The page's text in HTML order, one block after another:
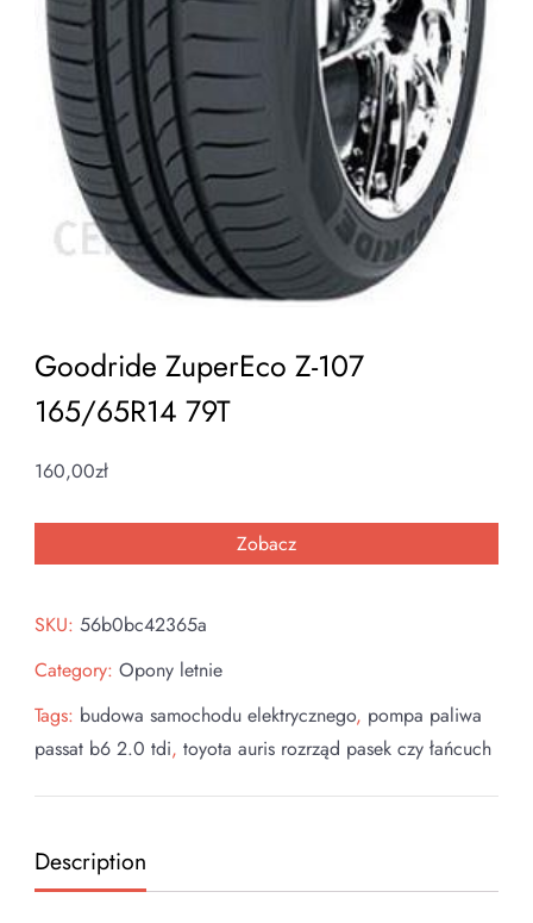
Goodride ZuperEco Z-107
165/65R14 79T
160,00zł
Zobacz
SKU: 56b0bc42365a
Category: Opony letnie
Tags: budowa samochodu elektrycznego, pompa paliwa
passat b6 2.0 tdi, toyota auris rozrząd pasek czy łańcuch
Description